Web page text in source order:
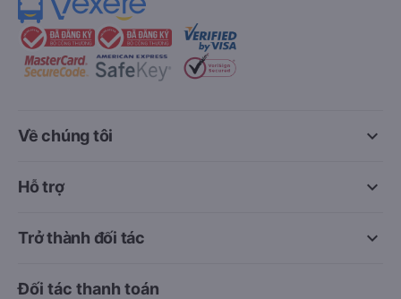
keyboard_arrow_down
Về chúng tôi
keyboard_arrow_down
Hỗ trợ
keyboard_arrow_down
Trở thành đối tác
Đối tác thanh toán